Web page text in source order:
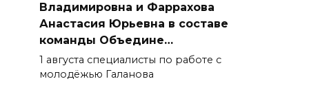
Владимировна и Фаррахова
Анастасия Юрьевна в составе
команды Объедине…
1 августа специалисты по работе с
молодёжью Галанова